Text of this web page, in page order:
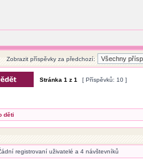
Zobrazit příspěvky za předchozí:
Stránka1 z1 [ Příspěvků: 10 ]
děti
registrovaní uživatelé a 4 návštevníků